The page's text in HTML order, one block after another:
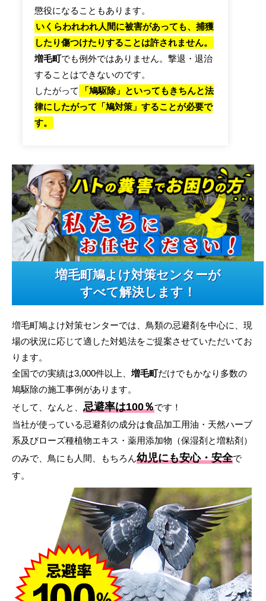
懲役になることもあります。
いくらわれわれ人間に被害があっても、捕獲
したり傷つけたりすることは許されません。
増毛町でも例外ではありません。撃退・退治
することはできないのです。
したがって
「鳩駆除」といってもきちんと法
律にしたがって「鳩対策」することが必要で
す。
増毛町鳩よけ対策センターが
すべて解決します！
増毛町鳩よけ対策センターでは、鳥類の忌避剤を中心に、現
場の状況に応じて適した対処法をご提案させていただいてお
ります。
全国での実績は3,000件以上、 増毛町だけでもかなり多数の
鳩駆除の施工事例があります。
そして、なんと、 忌避率は100％です！
当社が使っている忌避剤の成分は食品加工用油・天然ハーブ
系及びローズ種植物エキス・薬用添加物（保湿剤と増粘剤）
のみで、鳥にも人間、もちろん幼児にも安心・安全で
す。